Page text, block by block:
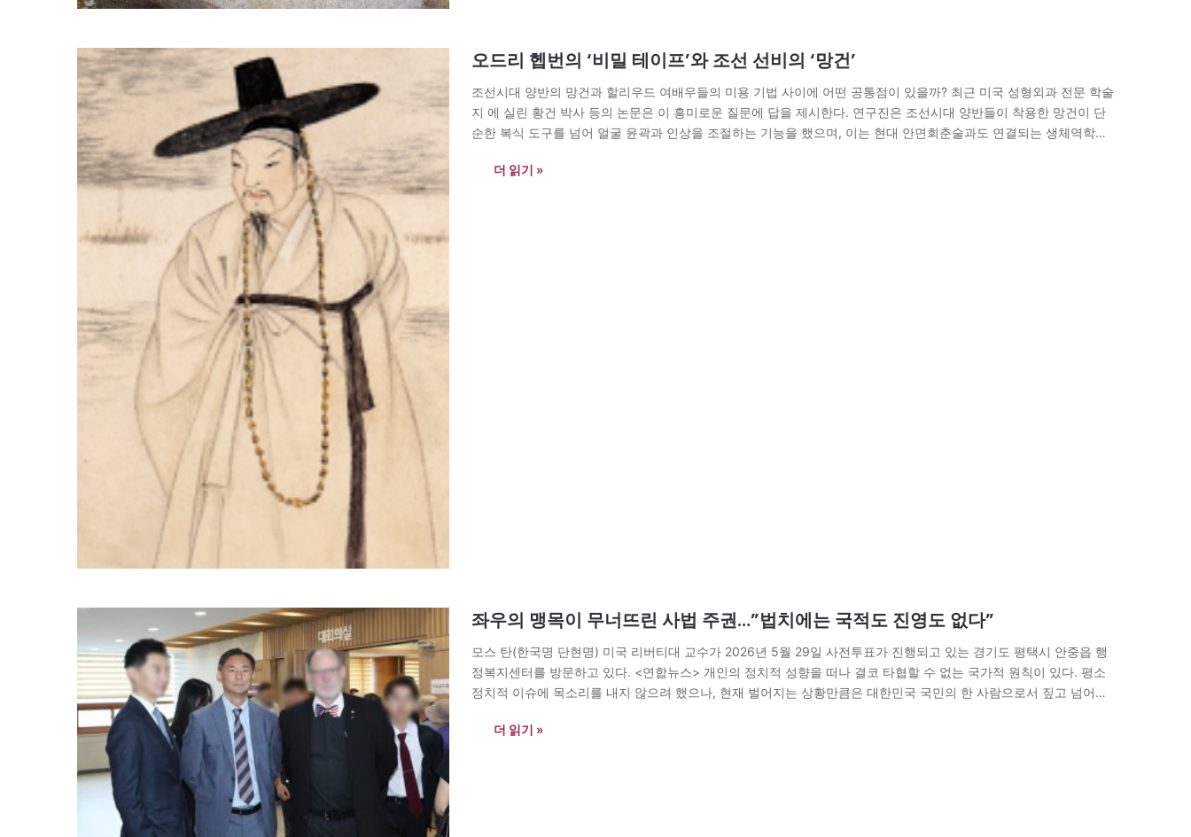
오드리 헵번의 ‘비밀 테이프’와 조선 선비의 ‘망건’
조선시대 양반의 망건과 할리우드 여배우들의 미용 기법 사이에 어떤 공통점이 있을까? 최근 미국 성형외과 전문 학술
지 에 실린 황건 박사 등의 논문은 이 흥미로운 질문에 답을 제시한다. 연구진은 조선시대 양반들이 착용한 망건이 단
순한 복식 도구를 넘어 얼굴 윤곽과 인상을 조절하는 기능을 했으며, 이는 현대 안면회춘술과도 연결되는 생체역학적
더 읽기 »
좌우의 맹목이 무너뜨린 사법 주권…”법치에는 국적도 진영도 없다”
모스 탄(한국명 단현명) 미국 리버티대 교수가 2026년 5월 29일 사전투표가 진행되고 있는 경기도 평택시 안중읍 행
정복지센터를 방문하고 있다. <연합뉴스> 개인의 정치적 성향을 떠나 결코 타협할 수 없는 국가적 원칙이 있다. 평소
정치적 이슈에 목소리를 내지 않으려 했으나, 현재 벌어지는 상황만큼은 대한민국 국민의 한 사람으로서 짚고 넘어가
더 읽기 »